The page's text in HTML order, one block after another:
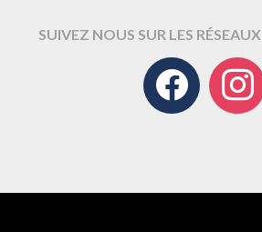
SUIVEZ NOUS SUR LES RÉSEAUX